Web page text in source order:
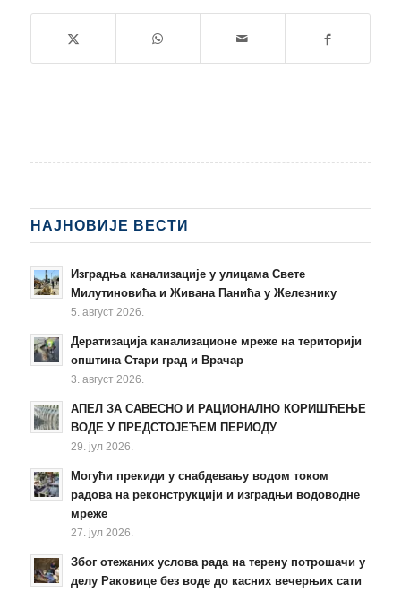
НАЈНОВИЈЕ ВЕСТИ
Изградња канализације у улицама Свете
Милутиновића и Живана Панића у Железнику
5. август 2026.
Дератизација канализационе мреже на територији
општина Стари град и Врачар
3. август 2026.
АПЕЛ ЗА САВЕСНО И РАЦИОНАЛНО КОРИШЋЕЊЕ
ВОДЕ У ПРЕДСТОЈЕЋЕМ ПЕРИОДУ
29. јул 2026.
Могући прекиди у снабдевању водом током
радова на реконструкцији и изградњи водоводне
мреже
27. јул 2026.
Због отежаних услова рада на терену потрошачи у
делу Раковице без воде до касних вечерњих сати